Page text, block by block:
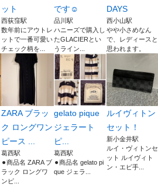
ット
西荻窪駅
数年前にアウトレ
ットで一番可愛い
チェック柄を...
です☺️
品川駅
ハニーズで購入し
たGLACIERとい
うライン...
DAYS
西小山駅
やや小さめなん
で、レディースと
思われます。
ZARA ブラッ
ク ロングワン
ピース ...
葛西駅
⚫︎商品名 ZARA ブ
ラック ロングワ
ンピ...
gelato pique
ジェラート
ピ...
葛西駅
⚫︎商品名 gelato pi
que ジェラ...
ルイヴィトン
セット！
新小金井駅
ルイ・ヴィトンセ
ット ルイヴィト
ン・エピ手...